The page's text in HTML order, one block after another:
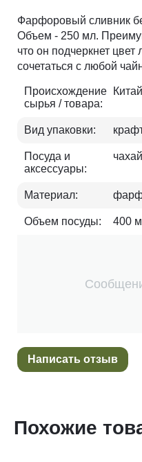
Фарфоровый сливник
Объем - 250 мл.
что он подчеркнет цвет
сочетаться с любой
Происхождение
сырья / товара:
Китай
Вид упаковки:
Посуда и
аксессуары:
чахай
Материал:
Объем посуды: 400
Написать отзыв
Похожие